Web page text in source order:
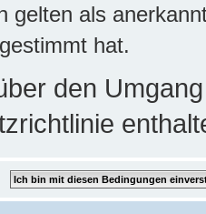
gelten als
hat.
den